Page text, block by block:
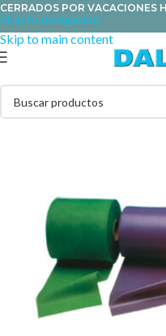
Skip to navigation
Skip to main content
CERRADOS POR VACACIONES